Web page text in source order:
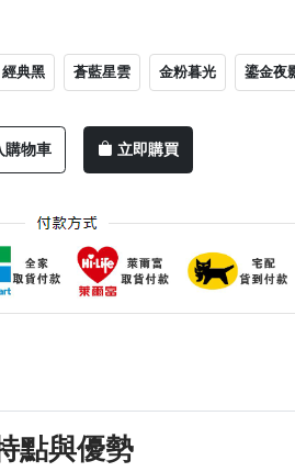
經典黑 蒼藍星雲 金粉暮光 鎏金夜
購物車 立即購買
點與優勢